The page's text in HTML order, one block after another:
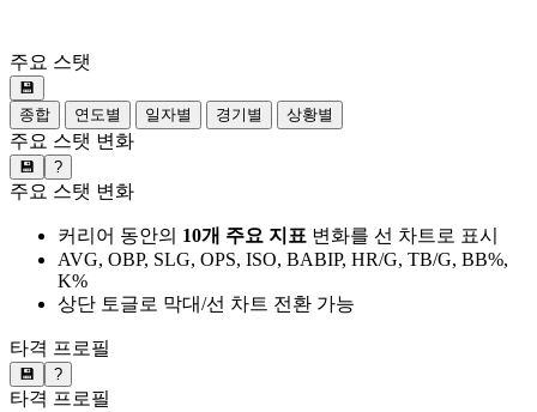
주요 스탯
💾
종합
연도별 일자별 경기별 상황별
주요 스탯 변화
💾 ?
주요 스탯 변화
커리어 동안의 10개 주요 지표 변화를 선 차트로 표시
AVG, OBP, SLG, OPS, ISO, BABIP, HR/G, TB/G, BB%,
K%
상단 토글로 막대/선 차트 전환 가능
타격 프로필
💾 ?
타격 프로필